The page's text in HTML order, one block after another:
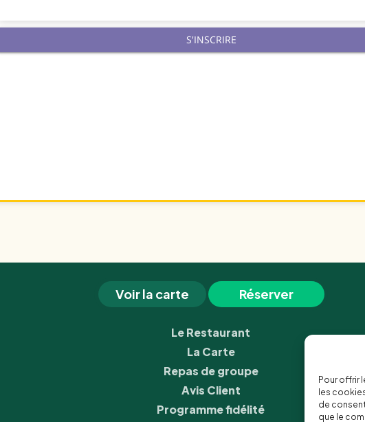
Pour offrir
les
de
que le
Voir la carte Réserver
Le Restaurant
La Carte
Repas de groupe
Avis Client
Programme fidélité